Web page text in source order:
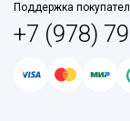
Поддержка
+7 (978)